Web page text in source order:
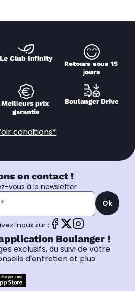
Le Club Infinity
Retours sous 15
jours
Meilleurs prix
garantis
Boulanger Drive
conditions*
en contact !
vous à la newsletter
Ok
nous sur :
Boulanger !
exclusifs, du suivi de votre
d'entretien et plus